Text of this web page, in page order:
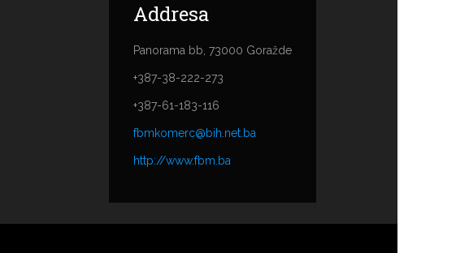
Addresa
Panorama bb, 73000 Goražde
+387-38-222-273
+387-61-183-116
fbmkomerc@bih.net.ba
http://www.fbm.ba